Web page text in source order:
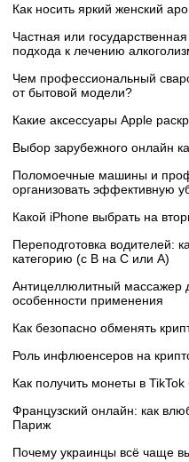
Как носить яркий женский
Частная или
подхода к лечению
Чем профессиональный
от бытовой модели?
Какие аксессуары Apple
Выбор зарубежного онлайн
Поломоечные машины и
организовать эффективную
Какой iPhone выбрать на
Переподготовка водителей:
категорию (с B на C или А)
Антицеллюлитный массажер
особенности применения
Как безопасно обменять
Роль инфлюенсеров на
Как получить монеты в TikTok
Французский онлайн: как
Париж
Почему украинцы всё чаще